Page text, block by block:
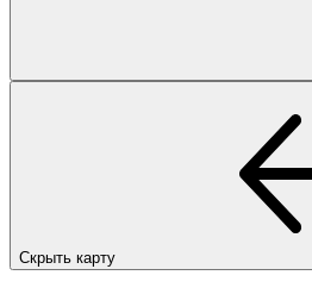
Скрыть карту